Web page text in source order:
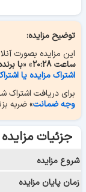
توضیح مزایده:
این مزایده بصورت
ساعت ۲۰:۲۸
» «با
اشتراک مزایده یا
برای دریافت اشتراک
وجه ضمانت» ضربه
جزئیات مزایده
شروع مزایده
زمان پایان مزایده